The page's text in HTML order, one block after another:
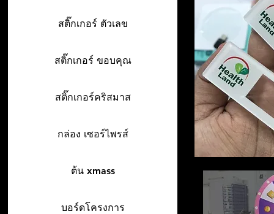
สติ๊กเกอร์ ตัวเลข
สติ๊กเกอร์ ขอบคุณ
สติ๊กเกอร์คริสมาส
กล่อง เซอร์ไพรส์
ต้น xmass
บอร์ดโครงการ